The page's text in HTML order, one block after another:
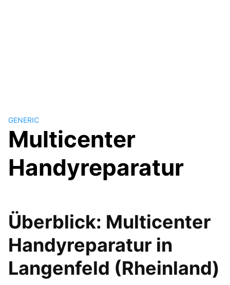
GENERIC
Multicenter
Handyreparatur
Überblick: Multicenter
Handyreparatur in
Langenfeld (Rheinland)